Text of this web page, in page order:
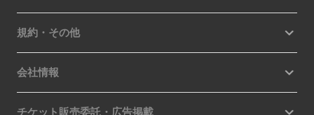
規約・その他
会社情報
チケット販売委託・広告掲載